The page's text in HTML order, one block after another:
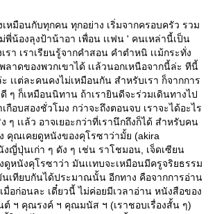
หมือนกับทุกคน ทุกอย่าง เริ่มจากครอบครัว รวม
พี่น้องลุงป้าน้าอา เพื่อน เเฟน ' คนเหล่านี้เป็น
รา เราเรียนรู้จากคำสอน คำตำหนิ เเม้กระทั่ง
ลาดของพวกเขาได้ เเล้วนอกเหนือจากนี้ล่ะ ทีนี้
ะ เเต่ละคนคงไม่เหมือนกัน สำหรับเรา ก็จากการ
ๆ ก็เหมือนนิทาน ถ้าเรายินดีจะร่วมเดินทางไป
กือบสองชั่วโมง กว่าจะถึงตอนจบ เราจะได้อะไร
ๆ เเล้ว อาจเยอะกว่าที่เรานึกถึงก็ได้ สำหรับคน
คุณเคยดูหนังของคุโรซาว่ามั้ย (akira
งญี่ปุ่นเก่า ๆ ดัง ๆ เช่น ราโชมอน, เจ็ดเซียน
ดูหนังคุโรซาว่า มันเเทบจะเหมือนมีครูจริยธรรม
เทียบกันได้ประมาณนั้น อีกทาง คือจากการอ่าน
อก่อนละ เดี๋ยวนี้ ไม่ค่อยมีเวลาอ่าน หนังสือของ
ฯ คุณรงค์ ฯ คุณมนัส ฯ (เราชอบเรื่องสั้น ๆ)